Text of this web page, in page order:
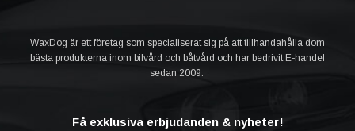
WaxDog är ett företag som specialiserat sig på att tillhandahålla dom
bästa produkterna inom bilvård och båtvård och har bedrivit E-handel
sedan 2009.
Få exklusiva erbjudanden & nyheter!